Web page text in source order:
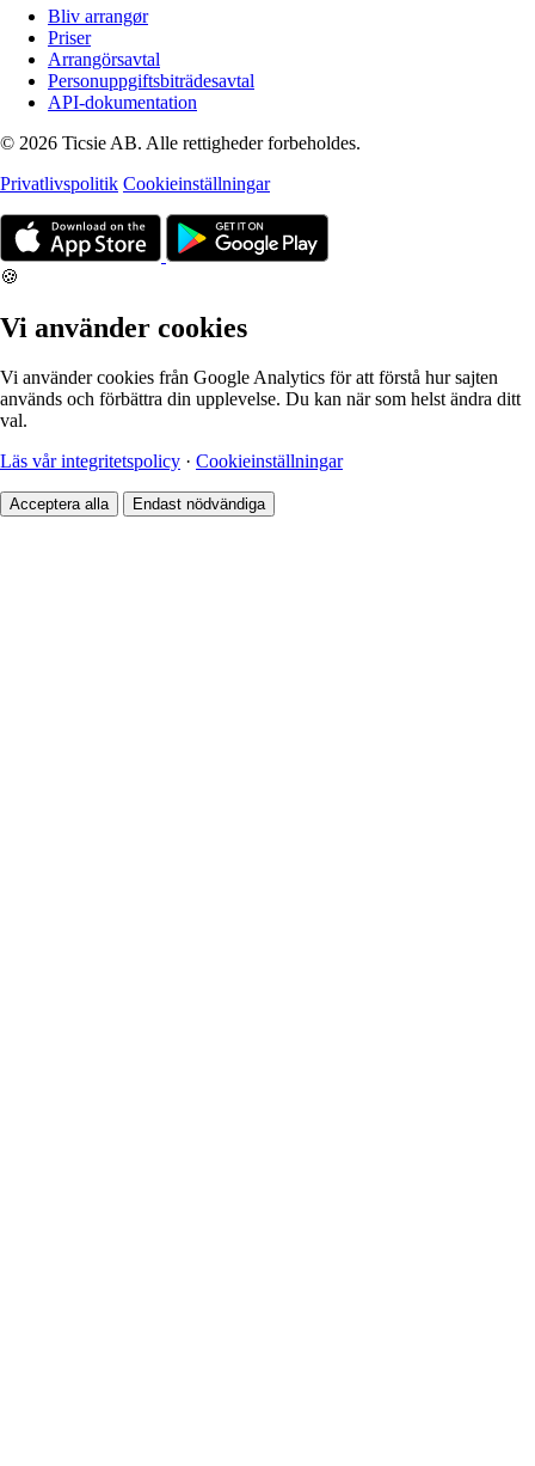
Bliv arrangør
Priser
Arrangörsavtal
Personuppgiftsbiträdesavtal
API-dokumentation
© 2026 Ticsie AB. Alle rettigheder forbeholdes.
Privatlivspolitik Cookieinställningar
🍪
Vi använder cookies
Vi använder cookies från Google Analytics för att förstå hur sajten
används och förbättra din upplevelse. Du kan när som helst ändra ditt
val.
Läs vår integritetspolicy · Cookieinställningar
Acceptera alla Endast nödvändiga